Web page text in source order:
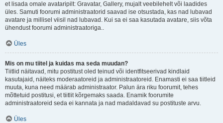
et lisada omale avataripilt: Gravatar, Gallery, mujalt veebilehelt või laadides
üles. Samuti foorumi administraatorid saavad ise otsustada, kas nad lubavad
avatare ja millisel viisil nad lubavad. Kui sa ei saa kasutada avatare, siis võta
ühendust foorumi administraatoriga..
Üles
Mis on mu tiitel ja kuidas ma seda muudan?
Tiitlid näitavad, mitu postitust oled teinud või identfitseerivad kindlaid
kasutajaid, näiteks moderaatoreid ja administraatoreid. Enamasti ei saa tiitleid
muuta, kuna need määrab administraator. Palun ära riku foorumit, tehes
mõttetuid postitusi, et tiitlit kõrgemaks saada. Enamik foorumite
administraatoreid seda ei kannata ja nad madaldavad su postituste arvu.
Üles